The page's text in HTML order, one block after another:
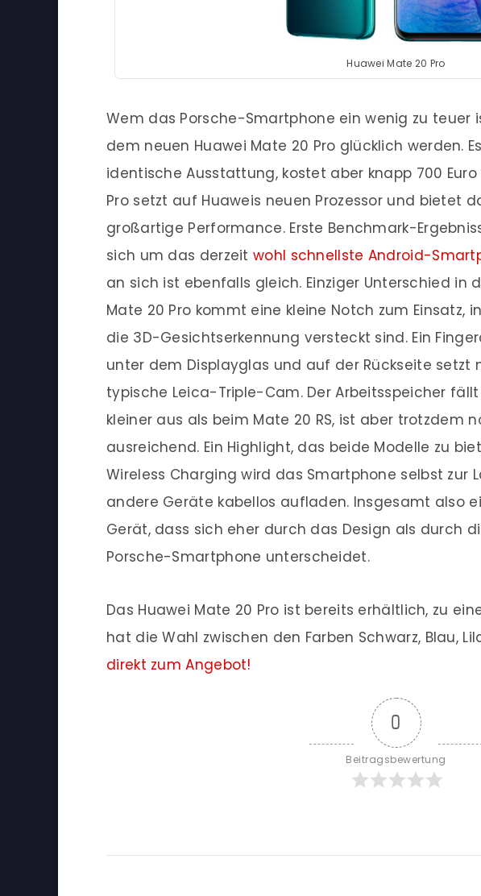
Huawei Mate 20 Pro
Wem das Porsche-Smartphone ein wenig zu teuer
dem neuen Huawei Mate 20 Pro glücklich werden.
identische Ausstattung, kostet aber knapp 700
Pro setzt auf Huaweis neuen Prozessor und bietet
großartige Performance. Erste Benchmark-
sich um das derzeitwohl schnellste Android-
an sich ist ebenfalls gleich. Einziger Unterschied in
Mate 20 Pro kommt eine kleine Notch zum Einsatz,
die 3D-Gesichtserkennung versteckt sind. Ein
unter dem Displayglas und auf der Rückseite setzt
typische Leica-Triple-Cam. Der Arbeitsspeicher
kleiner aus als beim Mate 20 RS, ist aber trotzdem
ausreichend. Ein Highlight, das beide Modelle zu
Wireless Charging wird das Smartphone selbst zur
andere Geräte kabellos aufladen. Insgesamt also
Gerät, dass sich eher durch das Design als durch
Porsche-Smartphone unterscheidet.
Das Huawei Mate 20 Pro ist bereits erhältlich, zu
hat die Wahl zwischen den Farben Schwarz, Blau,
direkt zum Angebot!
0
Beitragsbewertung